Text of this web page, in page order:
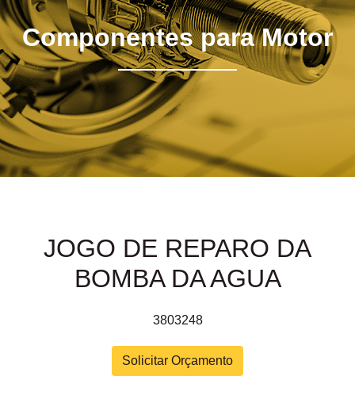
Componentes para Motor
JOGO DE REPARO DA
BOMBA DA AGUA
3803248
Solicitar Orçamento